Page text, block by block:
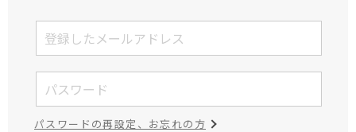
パスワードの再設定、お忘れの方